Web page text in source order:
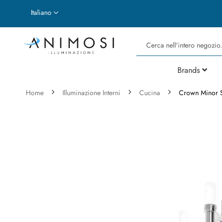
Lingua
Italiano
Cerca
Brands
Home Illuminazione Interni Cucina Crown Minor